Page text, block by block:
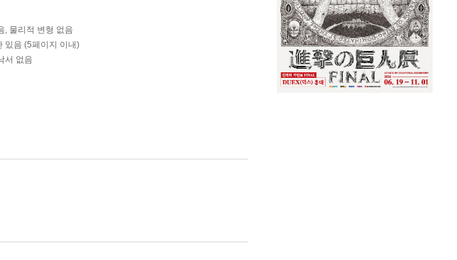
, 물리적 변형 없음
있음 (5페이지 이내)
서 없음